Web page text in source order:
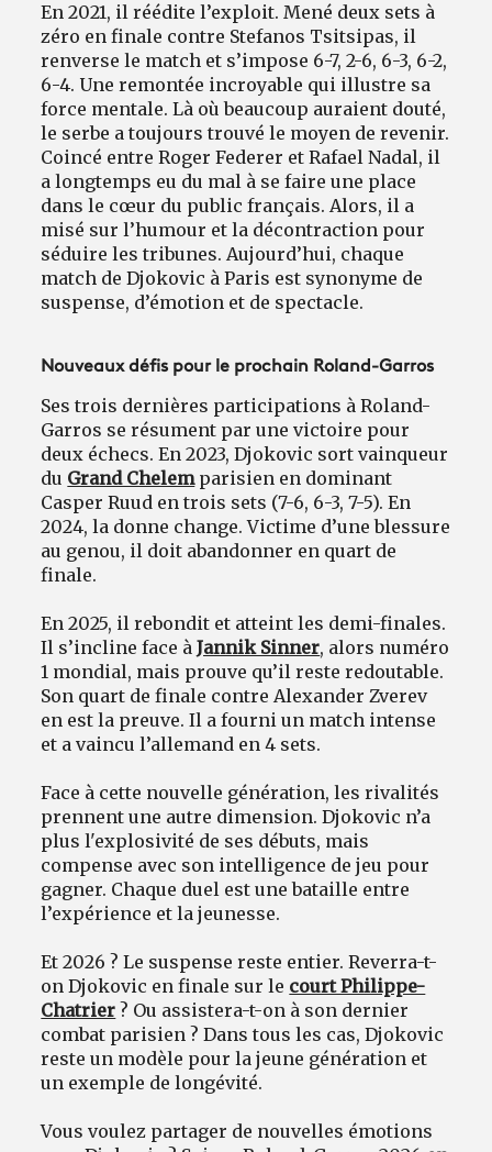
En 2021, il réédite l’exploit. Mené deux sets à
zéro en finale contre Stefanos Tsitsipas, il
renverse le match et s’impose 6-7, 2-6, 6-3, 6-2,
6-4. Une remontée incroyable qui illustre sa
force mentale. Là où beaucoup auraient douté,
le serbe a toujours trouvé le moyen de revenir.
Coincé entre Roger Federer et Rafael Nadal, il
a longtemps eu du mal à se faire une place
dans le cœur du public français. Alors, il a
misé sur l’humour et la décontraction pour
séduire les tribunes. Aujourd’hui, chaque
match de Djokovic à Paris est synonyme de
suspense, d’émotion et de spectacle.
Nouveaux défis pour le prochain Roland-Garros
Ses trois dernières participations à Roland-
Garros se résument par une victoire pour
deux échecs. En 2023, Djokovic sort vainqueur
du Grand Chelemparisien en dominant
Casper Ruud en trois sets (7-6, 6-3, 7-5). En
2024, la donne change. Victime d’une blessure
au genou, il doit abandonner en quart de
finale.
En 2025, il rebondit et atteint les demi-finales.
Il s’incline face àJannik Sinner, alors numéro
1 mondial, mais prouve qu’il reste redoutable.
Son quart de finale contre Alexander Zverev
en est la preuve. Il a fourni un match intense
et a vaincu l’allemand en 4 sets.
Face à cette nouvelle génération, les rivalités
prennent une autre dimension. Djokovic n’a
plus l'explosivité de ses débuts, mais
compense avec son intelligence de jeu pour
gagner. Chaque duel est une bataille entre
l’expérience et la jeunesse.
Et 2026 ? Le suspense reste entier. Reverra-t-
on Djokovic en finale sur le court Philippe-
Chatrier ? Ou assistera-t-on à son dernier
combat parisien ? Dans tous les cas, Djokovic
reste un modèle pour la jeune génération et
un exemple de longévité.
Vous voulez partager de nouvelles émotions